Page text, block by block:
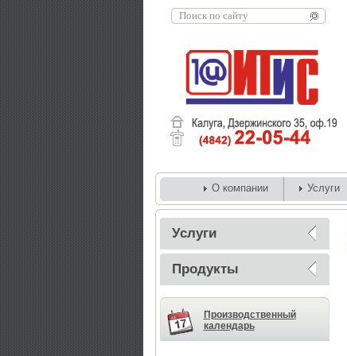
О компании Услуги
Услуги
Продукты
Производственный
календарь